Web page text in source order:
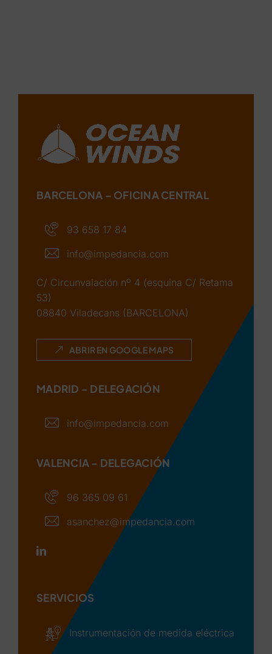
BARCELONA – OFICINA CENTRAL
93 658 17 84
info@impedancia.com
C/ Circunvalación nº 4 (esquina C/ Retama
53)
08840 Viladecans (BARCELONA)
ABRIR EN GOOGLE MAPS
MADRID – DELEGACIÓN
info@impedancia.com
VALENCIA – DELEGACIÓN
96 365 09 61
asanchez@impedancia.com
SERVICIOS
Instrumentación de medida eléctrica